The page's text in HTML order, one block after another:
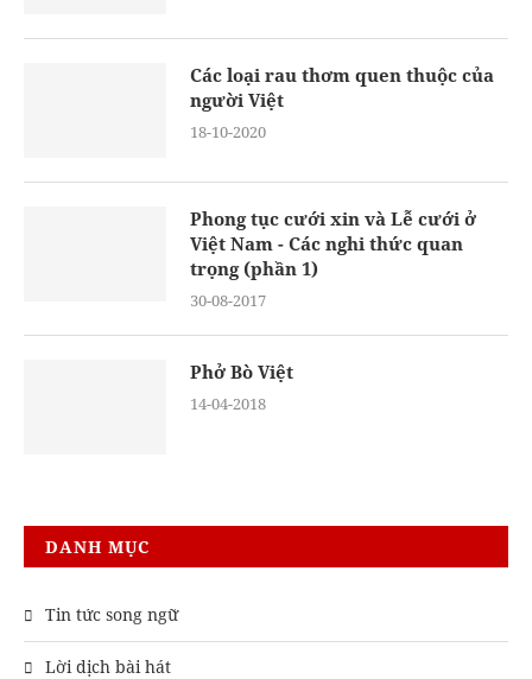
Các loại rau thơm quen thuộc của
người Việt
18-10-2020
Phong tục cưới xin và Lễ cưới ở
Việt Nam - Các nghi thức quan
trọng (phần 1)
30-08-2017
Phở Bò Việt
14-04-2018
DANH MỤC
Tin tức song ngữ
Lời dịch bài hát